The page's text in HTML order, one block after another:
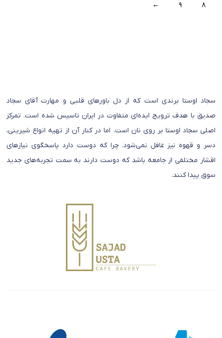
8
9
←
سجاد اوستا برندی است که از دل باورهای قلبی و مهارت آقای سجاد
صدیق با هدف ترویج ایده‌ای متفاوت در ایران تاسیس شده است. تمرکز
اصلی سجاد اوستا بر روی نان است. اما در کنار آن از تهیه انواع شیرینی،
دسر و قهوه نیز غافل نمی‌شود. چرا که دوست دارد پاسخگوی نیازهای
اقشار مختلفی از جامعه باشد که دوست دارند به سمت تجربه‌های جدید
سوق پیدا کنند.